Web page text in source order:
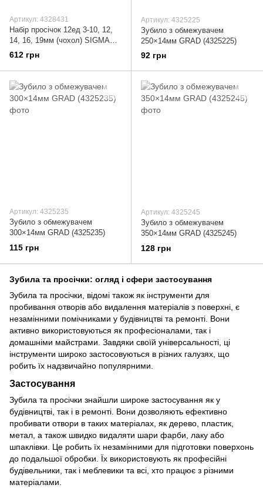
Артикул: 4328431
Набір просічок 12ед 3-10, 12,
14, 16, 19мм (чохол) SIGMA
(4328431)
612 грн
Артикул: 4325225
Зубило з обмежувачем
250×14мм GRAD (4325225)
92 грн
Артикул: 4325235
Зубило з обмежувачем
300×14мм GRAD (4325235)
115 грн
Артикул: 4325245
Зубило з обмежувачем
350×14мм GRAD (4325245)
128 грн
Зубила та просічки: огляд і сфери застосування
Зубила та просічки, відомі також як інструменти для
пробивання отворів або видалення матеріалів з поверхні, є
незамінними помічниками у будівництві та ремонті. Вони
активно використовуються як професіоналами, так і
домашніми майстрами. Завдяки своїй універсальності, ці
інструменти широко застосовуються в різних галузях, що
робить їх надзвичайно популярними.
Застосування
Зубила та просічки знайшли широке застосування як у
будівництві, так і в ремонті. Вони дозволяють ефективно
пробивати отвори в таких матеріалах, як дерево, пластик,
метал, а також швидко видаляти шари фарби, лаку або
шпаклівки. Це робить їх незамінними для підготовки поверхонь
до подальшої обробки. Їх використовують як професійні
будівельники, так і меблевики та всі, хто працює з різними
матеріалами.